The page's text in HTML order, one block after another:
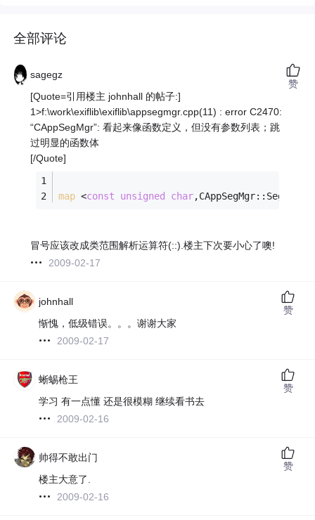
全部评论
sagegz
[Quote=引用楼主 johnhall 的帖子:]
1>f:\work\exiflib\exiflib\appsegmgr.cpp(11) : error C2470:
“CAppSegMgr”: 看起来像函数定义，但没有参数列表；跳
过明显的函数体
[/Quote]
map <const unsigned char
冒号应该改成类范围解析运算符(::).楼主下次要小心了噢!
2009-02-17
赞
johnhall
惭愧，低级错误。。。谢谢大家
2009-02-17
赞
蜥蜴枪王
学习 有一点懂 还是很模糊 继续看书去
2009-02-16
赞
帅得不敢出门
楼主大意了.
2009-02-16
赞